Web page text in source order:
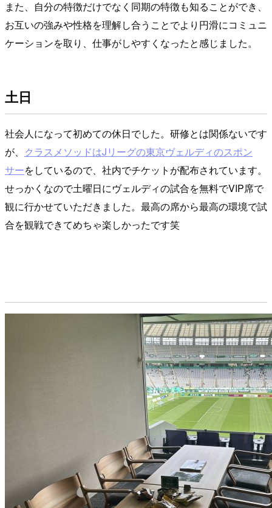
また、自分の特徴だけでなく同期の特徴も知ることができ、
お互いの強みや性格を理解し合うことでより円滑にコミュニ
ケーションを取り、仕事がしやすくなったと感じました。
土日
社会人になって初めての休日でした。研修とは関係ないです
が、 クラスメソッドはJリーグの東京ヴェルディのスポン
サーをしているので、社内でチケットが配布されています。
せっかくなので土曜日にヴェルディの試合を無料でVIP席で
観に行かせていただきました。最高の席から最高の環境で試
合を観戦できてめちゃ楽しかったです笑